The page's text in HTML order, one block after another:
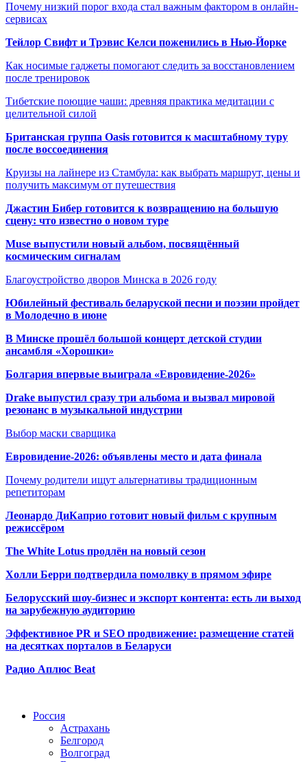
Почему низкий порог входа стал важным фактором в онлайн-
сервисах
Тейлор Свифт и Трэвис Келси поженились в Нью-Йорке
Как носимые гаджеты помогают следить за восстановлением
после тренировок
Тибетские поющие чаши: древняя практика медитации с
целительной силой
Британская группа Oasis готовится к масштабному туру
после воссоединения
Круизы на лайнере из Стамбула: как выбрать маршрут, цены и
получить максимум от путешествия
Джастин Бибер готовится к возвращению на большую
сцену: что известно о новом туре
Muse выпустили новый альбом, посвящённый
космическим сигналам
Благоустройство дворов Минска в 2026 году
Юбилейный фестиваль беларуской песни и поэзии пройдет
в Молодечно в июне
В Минске прошёл большой концерт детской студии
ансамбля «Хорошки»
Болгария впервые выиграла «Евровидение-2026»
Drake выпустил сразу три альбома и вызвал мировой
резонанс в музыкальной индустрии
Выбор маски сварщика
Евровидение-2026: объявлены место и дата финала
Почему родители ищут альтернативы традиционным
репетиторам
Леонардо ДиКаприо готовит новый фильм с крупным
режиссёром
The White Lotus продлён на новый сезон
Холли Берри подтвердила помолвку в прямом эфире
Белорусский шоу-бизнес и экспорт контента: есть ли выход
на зарубежную аудиторию
Эффективное PR и SEO продвижение: размещение статей
на десятках порталов в Беларуси
Радио Аплюс Beat
Россия
Астрахань
Белгород
Волгоград